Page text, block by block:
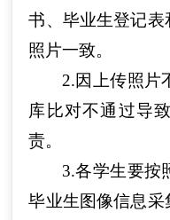
书、毕业生登记表
照片一致。
2.因上传照片
库比对不通过导
责。
3.各学生要按
毕业生图像信息